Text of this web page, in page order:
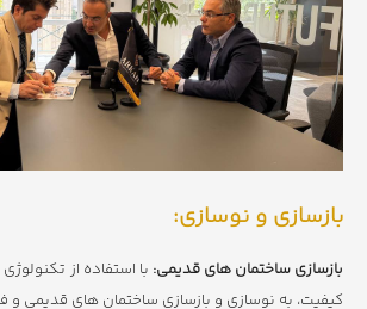
بازسازی و نوسازی:
بازسازی ساختمان های قدیمی: با استفاده از
کیفیت، به نوسازی و بازسازی ساختمان های قدیمی و